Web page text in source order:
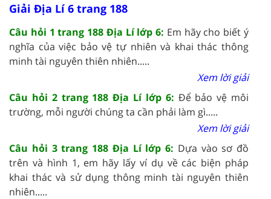
Giải Địa Lí 6 trang 188
Câu hỏi 1 trang 188 Địa Lí lớp 6: Em hãy cho biết ý
nghĩa của việc bảo vệ tự nhiên và khai thác thông
minh tài nguyên thiên nhiên.....
Xem lời giải
Câu hỏi 2 trang 188 Địa Lí lớp 6: Để bảo vệ môi
trường, mỗi người chúng ta cần phải làm gì.....
Xem lời giải
Câu hỏi 3 trang 188 Địa Lí lớp 6: Dựa vào sơ đồ
trên và hình 1, em hãy lấy ví dụ về các biện pháp
khai thác và sử dụng thông minh tài nguyên thiên
nhiên.....